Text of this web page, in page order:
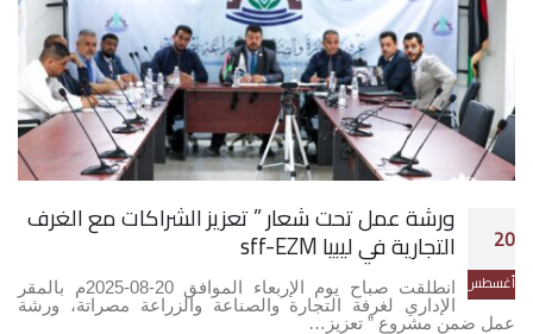
20
أغسطس
ورشة عمل تحت شعار ” تعزيز الشراكات مع الغرف
التجارية في ليبيا sff-EZM
انطلقت صباح يوم الإربعاء الموافق 20-08-2025م بالمقر
الإداري لغرفة التجارة والصناعة والزراعة مصراتة، ورشة
عمل ضمن مشروع ” تعزيز…